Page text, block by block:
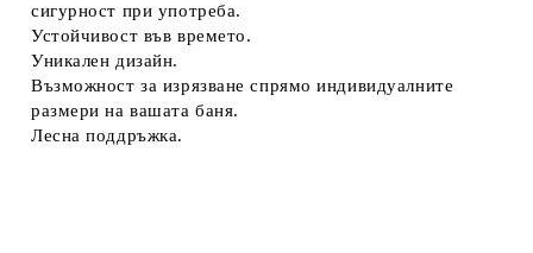
сигурност при употреба.
Устойчивост във времето.
Уникален дизайн.
Възможност за изрязване спрямо индивидуалните
размери на вашата баня.
Лесна поддръжка.